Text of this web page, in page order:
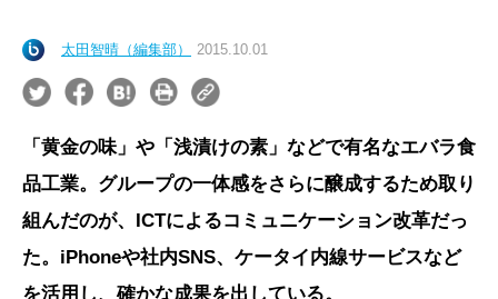
太田智晴（編集部） 2015.10.01
「黄金の味」や「浅漬けの素」などで有名なエバラ食
品工業。グループの一体感をさらに醸成するため取り
組んだのが、ICTによるコミュニケーション改革だっ
た。iPhoneや社内SNS、ケータイ内線サービスなど
を活用し、確かな成果を出している。